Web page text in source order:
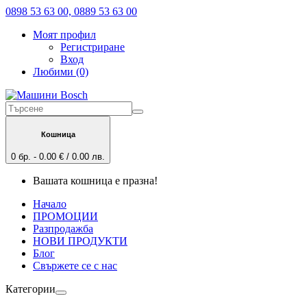
0898 53 63 00, 0889 53 63 00
Моят профил
Регистриране
Вход
Любими (0)
Кошница
0 бр. - 0.00 € / 0.00 лв.
Вашата кошница е празна!
Начало
ПРОМОЦИИ
Разпродажба
НОВИ ПРОДУКТИ
Блог
Свържете се с нас
Категории